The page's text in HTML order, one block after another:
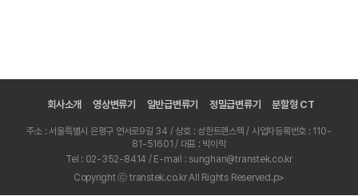
회사소개 영상변류기 일반급변류기 정밀급변류기 분할형 CT
주소 : 서울특별시 은평구 연서로9길 34 / 상호 : 성한트랜스텍 / 사업자등록번호 : 110-
81-51601 / 대표 : 박이락
Tel : 02-352-8414 / E-mail : sunghan@transtek.co.kr
Copyright ⓒ transtek.co.kr All Rights Reserved.p>